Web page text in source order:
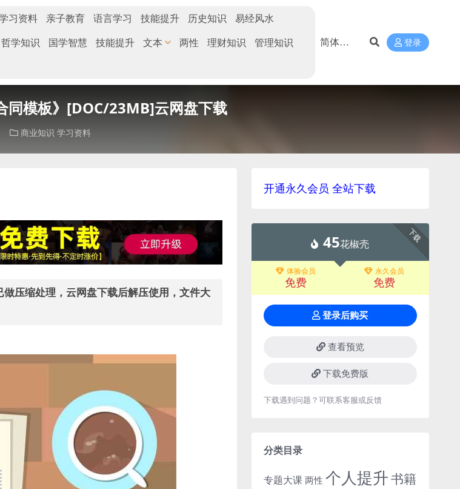
习资料 亲子教育 语言学习 技能提升 历史知识
易经风水
哲学知识 国学智慧 技能提升 文本 两性 理财知识
管理知识
登录
同模板》[DOC/23MB]云网盘下载
商业知识 学习资料
压缩处理，云网盘下载后解压使用，文件大
开通永久会员 全站下载
下载
45花椒壳
体验会员
免费
永久会员
免费
登录后购买
查看预览
下载免费版
下载遇到问题？可联系客服或反馈
分类目录
专题大课 两性 个人提升书籍